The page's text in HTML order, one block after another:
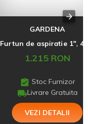
GARDENA
Furtun de aspiratie 1",
1.215 RON
Stoc Furnizor
Livrare Gratuita
VEZI DETALII